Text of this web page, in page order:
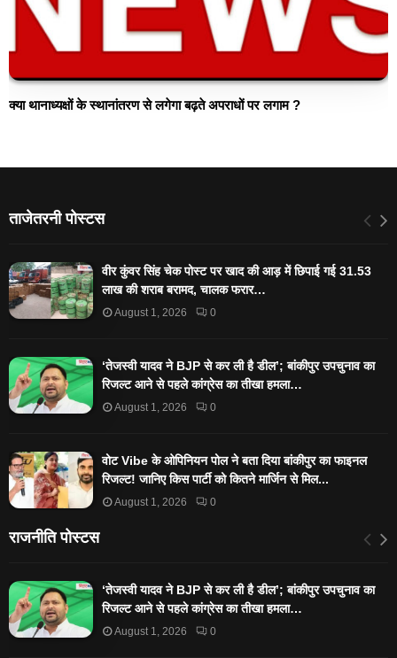
क्या थानाध्यक्षों के स्थानांतरण से लगेगा बढ़ते अपराधों पर लगाम ?
ताजेतरनी पोस्टस
वीर कुंवर सिंह चेक पोस्ट पर खाद की आड़ में छिपाई गई 31.53
लाख की शराब बरामद, चालक फरार…
August 1, 2026 0
‘तेजस्‍वी यादव ने BJP से कर ली है डील’; बांकीपुर उपचुनाव का
रिजल्‍ट आने से पहले कांग्रेस का तीखा हमला…
August 1, 2026 0
वोट Vibe के ओपिनियन पोल ने बता दिया बांकीपुर का फाइनल
रिजल्ट! जानिए किस पार्टी को कितने मार्जिन से मिल...
August 1, 2026 0
राजनीति पोस्टस
‘तेजस्‍वी यादव ने BJP से कर ली है डील’; बांकीपुर उपचुनाव का
रिजल्‍ट आने से पहले कांग्रेस का तीखा हमला…
August 1, 2026 0